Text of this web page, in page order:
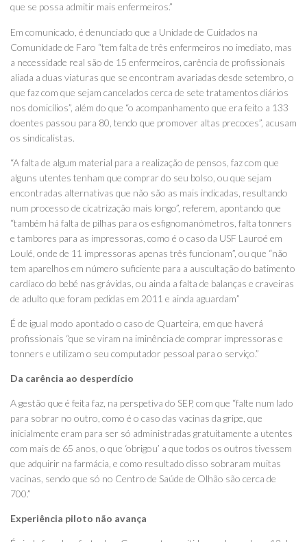
que se possa admitir mais enfermeiros.”
Em comunicado, é denunciado que a Unidade de Cuidados na
Comunidade de Faro “tem falta de três enfermeiros no imediato, mas
a necessidade real são de 15 enfermeiros, carência de profissionais
aliada a duas viaturas que se encontram avariadas desde setembro, o
que faz com que sejam cancelados cerca de sete tratamentos diários
nos domicílios”, além do que “o acompanhamento que era feito a 133
doentes passou para 80, tendo que promover altas precoces”, acusam
os sindicalistas.
“A falta de algum material para a realização de pensos, faz com que
alguns utentes tenham que comprar do seu bolso, ou que sejam
encontradas alternativas que não são as mais indicadas, resultando
num processo de cicatrização mais longo”, referem, apontando que
“também há falta de pilhas para os esfignomanómetros, falta tonners
e tambores para as impressoras, como é o caso da USF Lauroé em
Loulé, onde de 11 impressoras apenas três funcionam”, ou que “não
tem aparelhos em número suficiente para a auscultação do batimento
cardíaco do bebé nas grávidas, ou ainda a falta de balanças e craveiras
de adulto que foram pedidas em 2011 e ainda aguardam”
É de igual modo apontado o caso de Quarteira, em que haverá
profissionais “que se viram na iminência de comprar impressoras e
tonners e utilizam o seu computador pessoal para o serviço.”
Da carência ao desperdício
A gestão que é feita faz, na perspetiva do SEP, com que “falte num lado
para sobrar no outro, como é o caso das vacinas da gripe, que
inicialmente eram para ser só administradas gratuitamente a utentes
com mais de 65 anos, o que ‘obrigou’ a que todos os outros tivessem
que adquirir na farmácia, e como resultado disso sobraram muitas
vacinas, sendo que só no Centro de Saúde de Olhão são cerca de
700.”
Experiência piloto não avança